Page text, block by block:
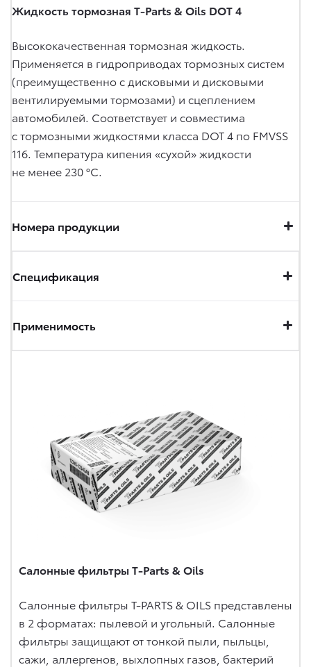
Жидкость тормозная T-Parts & Oils DOT 4
Высококачественная тормозная жидкость.
Применяется в гидроприводах тормозных систем
(преимущественно с дисковыми и дисковыми
вентилируемыми тормозами) и сцеплением
автомобилей. Соответствует и совместима
с тормозными жидкостями класса DOT 4 по FMVSS
116. Температура кипения «сухой» жидкости
не менее 230 °C.
Номера продукции
Спецификация
Применимость
Салонные фильтры T-Parts & Oils
Салонные фильтры T-PARTS & OILS представлены
в 2 форматах: пылевой и угольный. Салонные
фильтры защищают от тонкой пыли, пыльцы,
сажи, аллергенов, выхлопных газов, бактерий